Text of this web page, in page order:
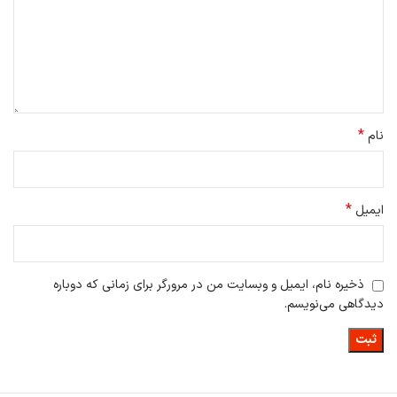
و در حالت عمیق که جارو شارژی قدرت مکش را به حداکثر خود می رساند نیز
استفاده کرد.
نام*
ایمیل *
ذخیره نام، ایمیل و وبسایت من در مرورگر برای زمانی که دوباره
دیدگاهی می‌نویسم.